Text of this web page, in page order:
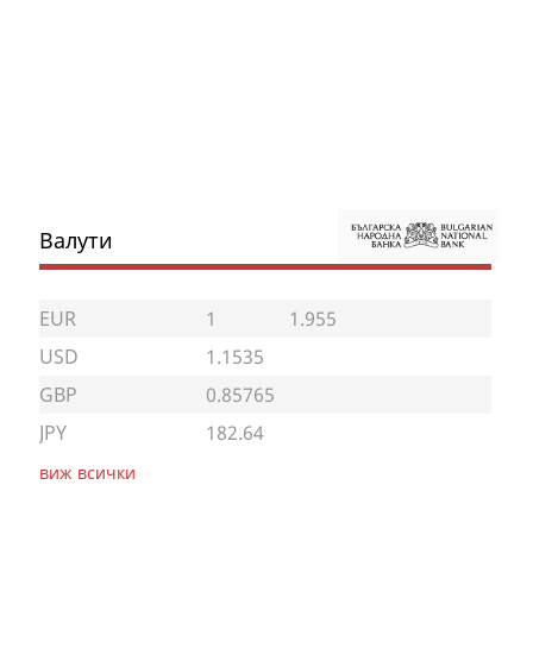
Валути
EUR 1
1.955
USD
1.1535
GBP
0.85765
JPY
182.64
виж всички